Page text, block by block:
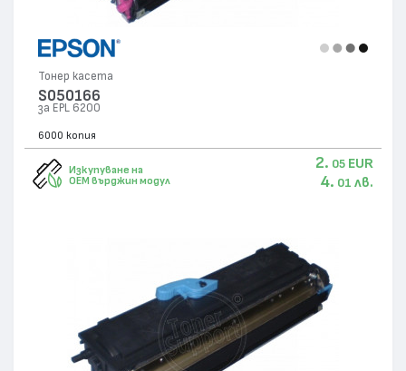
Тонер касета
S050166
за EPL 6200
6000 копия
Изкупуване на
OEM върджин модул
2. 05 EUR
4. 01 лв.